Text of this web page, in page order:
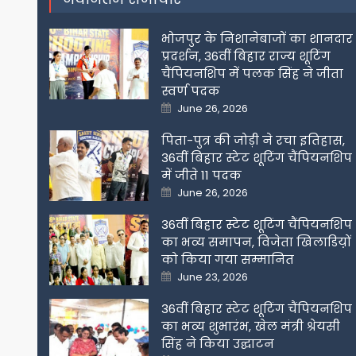
भोजपुर के निशानेबाजों का शानदार
प्रदर्शन, 36वीं बिहार राज्य शूटिंग
चैंपियनशिप में पलक सिंह ने जीता
स्वर्ण पदक
Posted
on
June 26, 2026
पिता-पुत्र की जोड़ी ने रचा इतिहास,
36वीं बिहार स्टेट शूटिंग चैंपियनशिप
में जीते 11 पदक
Posted
on
June 26, 2026
36वीं बिहार स्टेट शूटिंग चैंपियनशिप
का भव्य समापन, विजेता खिलाडिय़ों
को किया गया सम्मानित
Posted
on
June 23, 2026
36वीं बिहार स्टेट शूटिंग चैंपियनशिप
का भव्य शुभारंभ, खेल मंत्री श्रेयसी
सिंह ने किया उद्घाटन